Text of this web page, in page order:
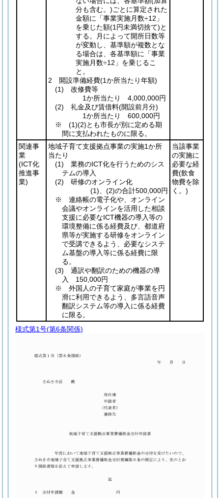
分も含む。)ごとに算定された
金額に「事業実施月数÷12 」
を乗じた額(1円未満切捨て)と
する。月によって開所日数等
が変動し、基準額が複数とな
る場合は、各基準額に「事業
実施月数÷12 」を乗じるこ
と。
2 開設準備経費(1か所当たり年額)
(1) 改修費等
1か所当たり 4,000,000円
(2) 礼金及び賃借料(開設前月分)
1か所当たり 600,000円
※ (1)(2)とも市長が別に定める期
間に支払われたものに限る。
関連事
業
(ICT化
推進事
業)
地域子育て支援拠点事業の実施1か所
当たり
(1) 業務のICT化を行うためのシス
テムの導入
(2) 研修のオンライン化
(1)
(2)の合計500,000円
※ 連絡帳の電子化や、オンライン
会議やオンラインを活用した相談
支援に必要なICT機器の導入等の
環境整備に係る経費及び、都道府
県等が実施する研修をオンライン
で受講できるよう、必要なシステ
ム基盤の導入等に係る経費に限
る。
(3) 通訳や翻訳のための機器の導
入 150,000円
※ 外国人の子育て家庭が事業を円
滑に利用できるよう、多言語音声
翻訳システム等の導入に係る経費
に限る。
当該事業
の実施に
必要な経
費(飲食
物費を除
く。)
様式第1号(第6条関係)